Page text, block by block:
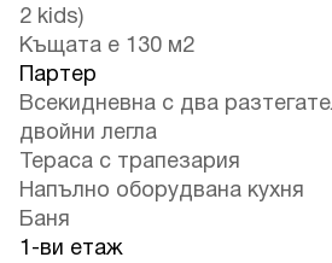
2 kids)
Къщата е 130 м2
Партер
Всекидневна с два
двойни легла
Тераса с трапезария
Напълно оборудвана кухня
Баня
1-ви етаж